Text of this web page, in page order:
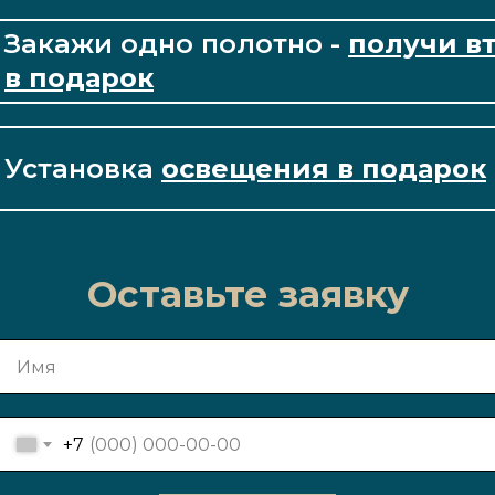
+7
Оставьте заявку
Закажи одно полотно - получи
в подарок
Установка освещения в подарок